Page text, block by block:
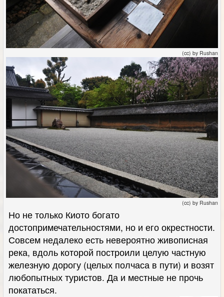
(cc) by Rushan
(cc) by Rushan
Но не только Киото богато
достопримечательностями, но и его окрестности.
Совсем недалеко есть невероятно живописная
река, вдоль которой построили целую частную
железную дорогу (целых полчаса в пути) и возят
любопытных туристов. Да и местные не прочь
покататься.